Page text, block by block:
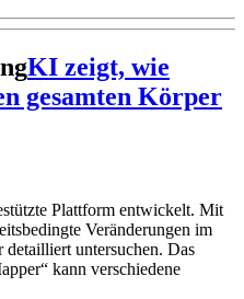
KI zeigt, wie
gesamten Körper
Plattform entwickelt. Mit
Veränderungen im
detailliert untersuchen. Das
kann verschiedene